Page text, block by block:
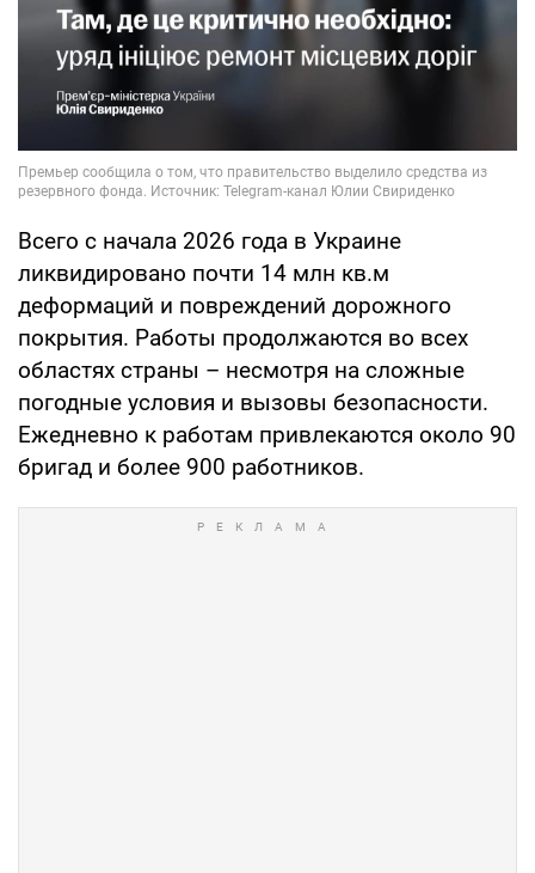
Всего с начала 2026 года в Украине
ликвидировано почти 14 млн кв.м
деформаций и повреждений дорожного
покрытия. Работы продолжаются во всех
областях страны – несмотря на сложные
погодные условия и вызовы безопасности.
Ежедневно к работам привлекаются около 90
бригад и более 900 работников.